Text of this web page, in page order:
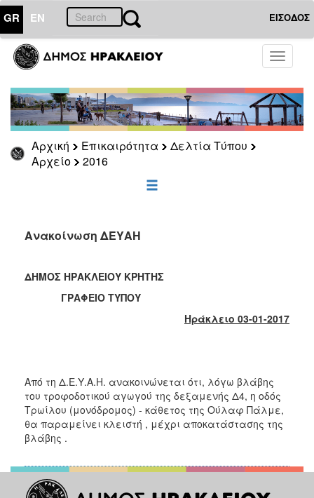
GR EN ΕΙΣΟΔΟΣ
Toggle
Αρχική Επικαιρότητα
Δελτία Τύπου
Αρχείο
2016
ΕΠΙΚΑΙΡΟΤΗΤΑ
Τύπου
Αρχείο
2026
2025
2021
2019
2018
2013
2012
2011
2006
Ανακοίνωση ΔΕΥΑΗ
ΔΗΜΟΣ ΗΡΑΚΛΕΙΟΥ ΚΡΗΤΗΣ
ΓΡΑΦΕΙΟ ΤΥΠΟΥ
Ηράκλειο 03-01-2017
Από τη Δ.Ε.Υ.Α.Η. ανακοινώνεται ότι, λόγω βλάβης
του τροφοδοτικού αγωγού της δεξαμενής Δ4, η οδός
Τρωίλου (μονόδρομος) - κάθετος της Ούλαφ Πάλμε,
θα παραμείνει κλειστή , μέχρι αποκατάστασης της
βλάβης .